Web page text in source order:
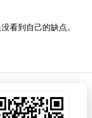
看到自己的缺点。